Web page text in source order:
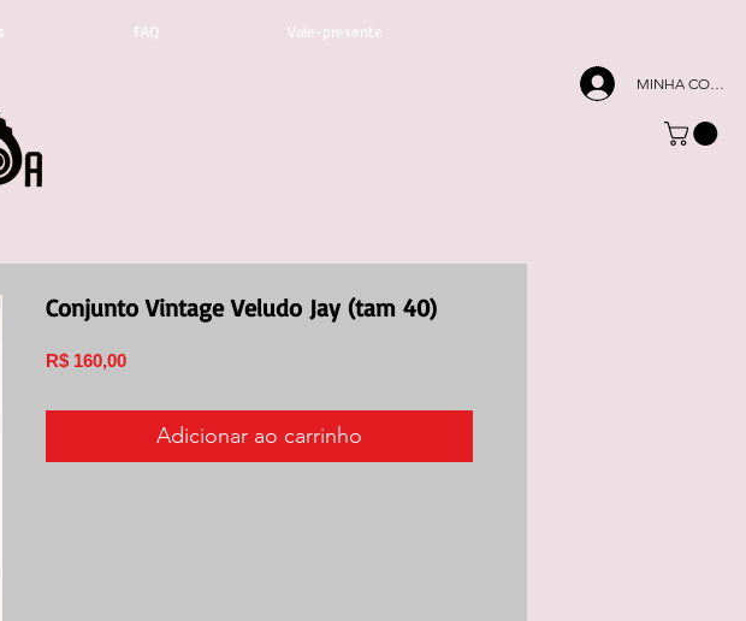
FAQ Vale-presente
MINHA CONTA
Conjunto Vintage Veludo Jay (tam 40)
R$ 160,00Preço
Adicionar ao carrinho